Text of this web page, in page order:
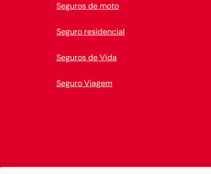
Seguros de moto
Seguro residencial
Seguros de Vida
Seguro Viagem